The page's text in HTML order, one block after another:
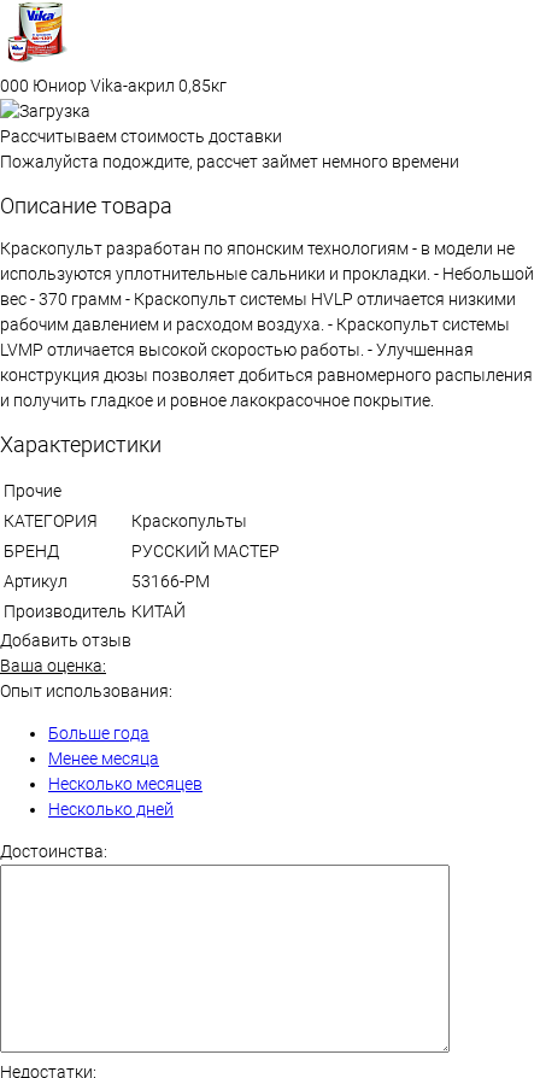
000 Юниор Vika-акрил 0,85кг
Рассчитываем стоимость доставки
Пожалуйста подождите, рассчет займет немного времени
Описание товара
Краскопульт разработан по японским технологиям - в модели не
используются уплотнительные сальники и прокладки. - Небольшой
вес - 370 грамм - Краскопульт системы HVLP отличается низкими
рабочим давлением и расходом воздуха. - Краскопульт системы
LVMP отличается высокой скоростью работы. - Улучшенная
конструкция дюзы позволяет добиться равномерного распыления
и получить гладкое и ровное лакокрасочное покрытие.
Характеристики
Прочие
КАТЕГОРИЯ
Краскопульты
БРЕНД
РУССКИЙ МАСТЕР
Артикул
53166-РМ
Производитель КИТАЙ
Добавить отзыв
Ваша оценка:
Опыт использования:
Больше года
Менее месяца
Несколько месяцев
Несколько дней
Достоинства:
Недостатки: